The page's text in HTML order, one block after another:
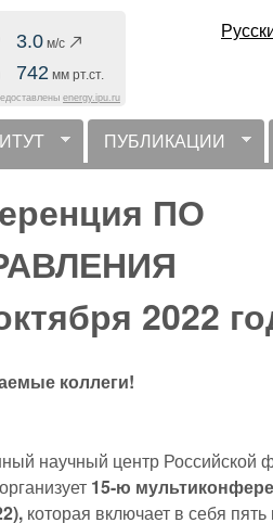
3.0 м/с
742 мм рт.ст.
energy.ipu.ru
ПУБЛИКАЦИИ
ПО
2022
коллеги!
научный центр
15-ю
которая включает в себя